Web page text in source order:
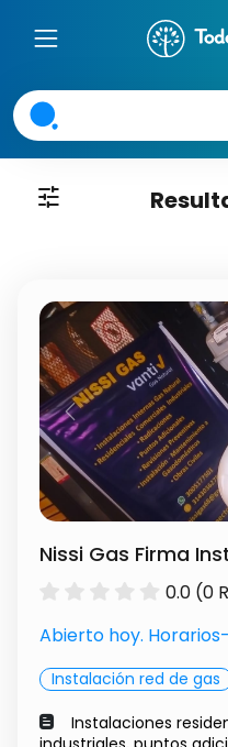
tune
Previous
Nissi Gas Firma
0.0 (0
Abierto hoy. Horarios-
Instalación red de gas
Instalaciones